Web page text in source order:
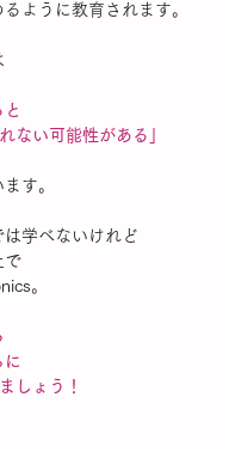
ように教育されます。
ない可能性がある」
す。
は学べないけれど
で
。
に
しょう！